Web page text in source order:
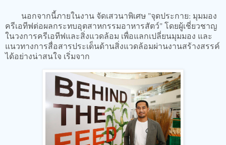
นอกจากนี้ภายในงาน จัดเสวนาพิเศษ "จุดประกาย: มุมมอง
ครีเอทีฟต่อผลกระทบอุตสาหกรรมอาหารสัตว์" โดยผู้เชี่ยวชาญ
ในวงการครีเอทีฟและสิ่งแวดล้อม เพื่อแลกเปลี่ยนมุมมอง และ
แนวทางการสื่อสารประเด็นด้านสิ่งแวดล้อมผ่านงานสร้างสรรค์
ได้อย่างน่าสนใจ เริ่มจาก